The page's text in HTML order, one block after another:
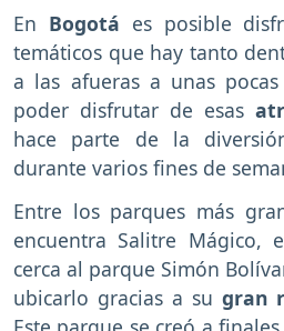
En Bogotá es posible
temáticos que hay tanto
a las afueras a unas
poder disfrutar de esas
hace parte de la
durante varios fines de
Entre los parques más
encuentra Salitre Mágico,
cerca al parque Simón
ubicarlo gracias a su gran